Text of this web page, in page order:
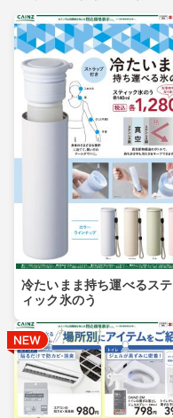
冷たいまま持ち運べるステ
ィック氷のう